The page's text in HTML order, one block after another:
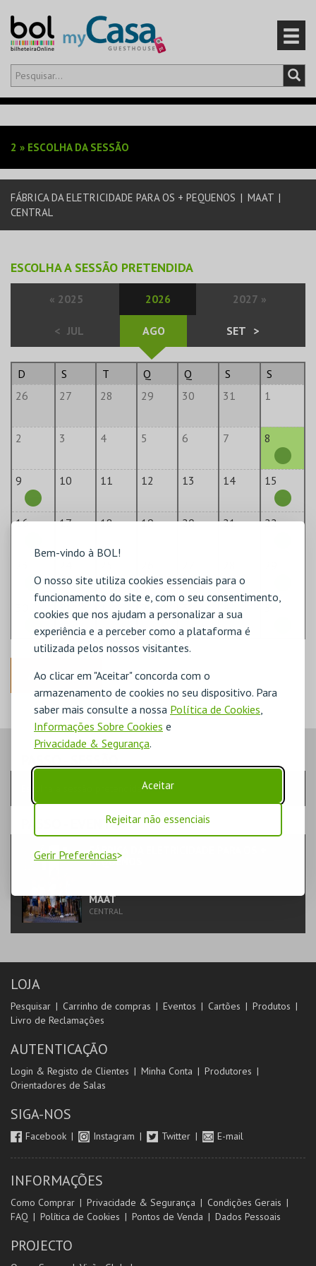
Bem-vindo à BOL!
O nosso site utiliza cookies essenciais para o
funcionamento do site e, com o seu consentimento,
cookies que nos ajudam a personalizar a sua
experiência e a perceber como a plataforma é
utilizada pelos nossos visitantes.
Ao clicar em "Aceitar" concorda com o
armazenamento de cookies no seu dispositivo. Para
saber mais consulte a nossa Política de Cookies,
Informações Sobre Cookies e
Privacidade & Segurança.
Aceitar
Rejeitar não essenciais
Gerir Preferências
Olá,iniciar sessão
EVENTOS
CARTÕES
2 » ESCOLHA DA SESSÃO
FÁBRICA DA ELETRICIDADE PARA OS + PEQUENOS | MAAT |
CENTRAL
ESCOLHA A SESSÃO PRETENDIDA
« 2025 2026 2027 »
< JUL AGO SET >
D S T Q Q S
S
26
27 28 29 30 31 1
2 3 4 5 6 7 8
9 10 11 12 13 14 15
16 17 18 19 20 21 22
ANTERIOR
- EVENTO
FÁBRICA DA ELETRICIDADE PARA OS +
PEQUENOS
MAAT
CENTRAL
LOJA
Pesquisar Carrinho de compras Eventos Cartões
Produtos
Livro de Reclamações
AUTENTICAÇÃO
Login & Registo de Clientes Minha Conta
Produtores
Orientadores de Salas
SIGA-NOS
Facebook Instagram Twitter E-mail
INFORMAÇÕES
Como Comprar Privacidade & Segurança
Condições Gerais
FAQ
Política de Cookies Pontos de Venda Dados Pessoais
PROJECTO